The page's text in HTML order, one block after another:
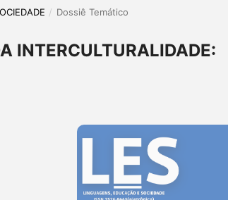
/ Dossiê Temático
INTERCULTURALIDADE: